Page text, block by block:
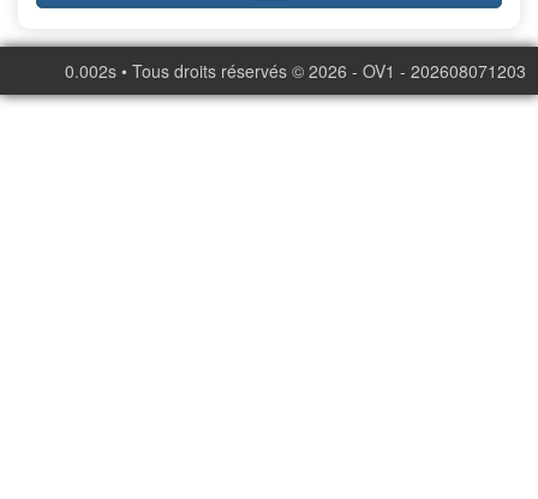
0.002s • Tous droits réservés © 2026 - OV1 - 202608071203